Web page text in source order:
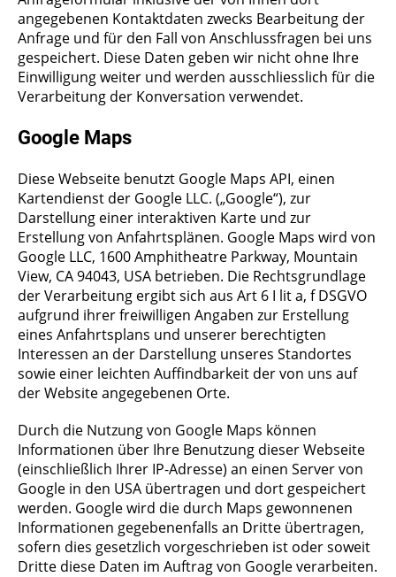
angegebenen Kontaktdaten zwecks Bearbeitung der
Anfrage und für den Fall von Anschlussfragen bei uns
gespeichert. Diese Daten geben wir nicht ohne Ihre
Einwilligung weiter und werden ausschliesslich für die
Verarbeitung der Konversation verwendet.
Google Maps
Diese Webseite benutzt Google Maps API, einen
Kartendienst der Google LLC. („Google“), zur
Darstellung einer interaktiven Karte und zur
Erstellung von Anfahrtsplänen. Google Maps wird von
Google LLC, 1600 Amphitheatre Parkway, Mountain
View, CA 94043, USA betrieben. Die Rechtsgrundlage
der Verarbeitung ergibt sich aus Art 6 I lit a, f DSGVO
aufgrund ihrer freiwilligen Angaben zur Erstellung
eines Anfahrtsplans und unserer berechtigten
Interessen an der Darstellung unseres Standortes
sowie einer leichten Auffindbarkeit der von uns auf
der Website angegebenen Orte.
Durch die Nutzung von Google Maps können
Informationen über Ihre Benutzung dieser Webseite
(einschließlich Ihrer IP-Adresse) an einen Server von
Google in den USA übertragen und dort gespeichert
werden. Google wird die durch Maps gewonnenen
Informationen gegebenenfalls an Dritte übertragen,
sofern dies gesetzlich vorgeschrieben ist oder soweit
Dritte diese Daten im Auftrag von Google verarbeiten.